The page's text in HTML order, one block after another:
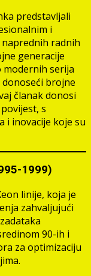
predstavljali
i
radnih
generacije
modernih serija
donoseći brojne
članak donosi
s
i inovacije koje su
1999)
linije, koja je
zahvaljujući
90-ih i
za optimizaciju